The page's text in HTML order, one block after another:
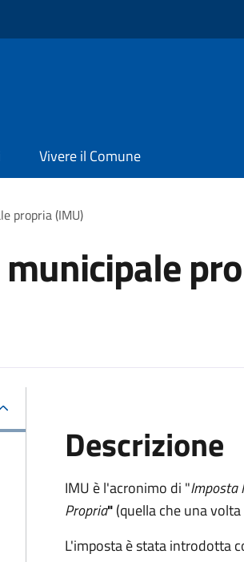
Vivere il Comune
propria (IMU)
Descrizione
IMU è l'acronimo di "Imposta
Propria"(quella che una
L'imposta è stata introdotta